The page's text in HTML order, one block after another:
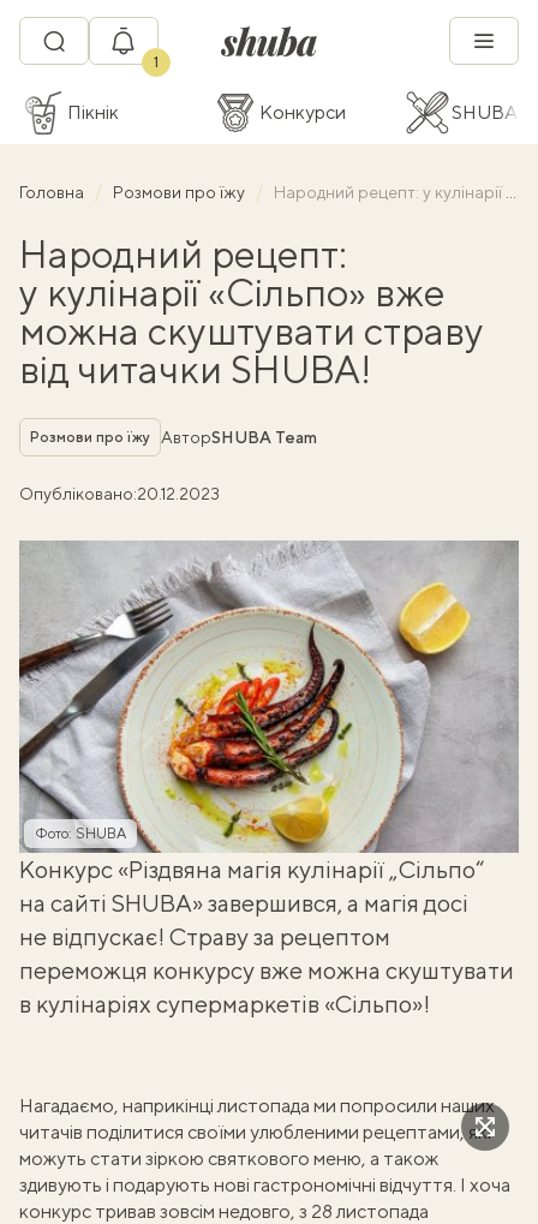
1
Пікнік Конкурси SHUBA
Головна Розмови про їжу Народний рецепт: у кулінарії «Сільпо» вже можна скуштувати страву від читачки SHUBA!
Народний рецепт:
у кулінарії «Сільпо» вже
можна скуштувати страву
від читачки SHUBA!
Рубрика
Розмови про їжу АвторSHUBA Team
Опубліковано:20.12.2023
Фото: SHUBA
Конкурс «Різдвяна магія кулінарії „Сільпо“
на сайті SHUBA» завершився, а магія досі
не відпускає! Страву за рецептом
переможця конкурсу вже можна скуштувати
в кулінаріях супермаркетів «Сільпо»!
Нагадаємо, наприкінці листопада ми попросили наших
читачів поділитися своїми улюбленими рецептами, які
можуть стати зіркою святкового меню, а також
здивують і подарують нові гастрономічні відчуття. І хоча
конкурс тривав зовсім недовго, з 28 листопада